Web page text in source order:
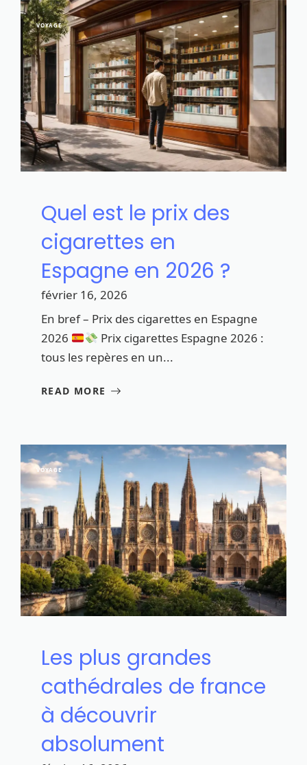
VOYAGE
Quel est le prix des
cigarettes en
Espagne en 2026 ?
février 16, 2026
En bref – Prix des cigarettes en Espagne
2026
Prix cigarettes Espagne 2026 :
tous les repères en un...
READ MORE
VOYAGE
Les plus grandes
cathédrales de france
à découvrir
absolument